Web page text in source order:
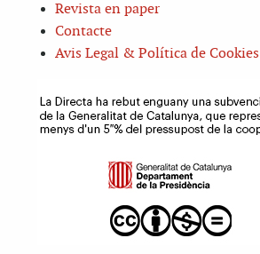
Revista en paper
Contacte
Avis Legal & Política de Cookies